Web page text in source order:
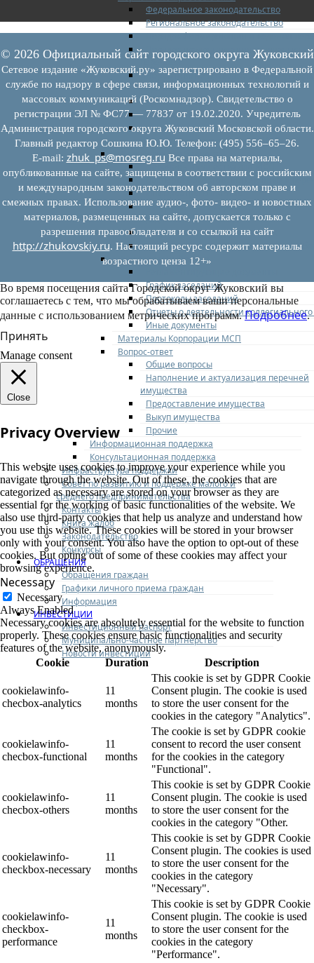
Федеральное законодательство
Региональное законодательство
Порядок формирования и ведения
Порядок предоставления имущества из
перечней
Нормативные правовые акты по
перечней
Административные регламенты
Программы по развитию МСП
Нормативные правовые акты по
мерам поддержки субъектов МСП
Имущество для бизнеса
Перечень имущества для МСП
Паспорта объектов, включенных в
Информация о льготах
Сведения о коммерческой
предлагаемой бизнесу
Сведения о проводимых торгах
Инвестиционная карта Московской
Коллегиальный орган
График заседаний
Протоколы заседаний
Отчеты о деятельности
Иные документы
Материалы Корпорации МСП
Вопрос-ответ
Общие вопросы
Наполнение и актуализация перечней
имущества
Предоставление имущества
Выкуп имущества
Прочие
Информационная поддержка
Консультационная поддержка
Инфраструктура поддержки
Совет по развитию и поддержке малого и
среднего предпринимательства
Контакты
Книга жалоб
Законодательство
Конкурсы
ОБРАЩЕНИЯ
Обращения граждан
Графики личного приема граждан
Информация
ИНВЕСТИЦИИ
Инвестиционный паспорт
Муниципально-частное партнерство
Новости инвестиций
© 2026 Официальный сайт городского округа Жуковский
Сетевое издание «Жуковский.ру» зарегистрировано в Федеральной
службе по надзору в сфере связи, информационных технологий и
массовых коммуникаций (Роскомнадзор). Свидетельство о
регистрации ЭЛ № ФС77 — 77837 от 19.02.2020. Учредитель
Администрация городского округа Жуковский Московской области.
Главный редактор Сошкина Ю.Ю. Телефон: (495) 556–65–26.
E‑mail: zhuk_ps@mosreg.ru Все права на материалы,
опубликованные на сайте, защищены в соответствии с российским
и международным законодательством об авторском праве и
смежных правах. Использование аудио-, фото- видео- и новостных
материалов, размещенных на сайте, допускается только с
разрешения правообладателя и со ссылкой на сайт
http://zhukovskiy.ru. Настоящий ресурс содержит материалы
возрастного ценза 12+»
Во время посещения сайта Городской округ Жуковский вы
соглашаетесь с тем, что мы обрабатываем ваши персональные
данные с использованием метрических программ.Подробнее.
Принять
Manage consent
Close
Privacy Overview
This website uses cookies to improve your experience while you
navigate through the website. Out of these, the cookies that are
categorized as necessary are stored on your browser as they are
essential for the working of basic functionalities of the website. We
also use third-party cookies that help us analyze and understand how
you use this website. These cookies will be stored in your browser
only with your consent. You also have the option to opt-out of these
cookies. But opting out of some of these cookies may affect your
browsing experience.
Necessary
Necessary
Always Enabled
Necessary cookies are absolutely essential for the website to function
properly. These cookies ensure basic functionalities and security
features of the website, anonymously.
Cookie
Duration Description
cookielawinfo-
checbox-analytics
11
months
This cookie is set by GDPR Cookie
Consent plugin. The cookie is used
to store the user consent for the
cookies in the category "Analytics".
cookielawinfo-
checbox-functional
11
months
The cookie is set by GDPR cookie
consent to record the user consent
for the cookies in the category
"Functional".
cookielawinfo-
checbox-others
11
months
This cookie is set by GDPR Cookie
Consent plugin. The cookie is used
to store the user consent for the
cookies in the category "Other.
cookielawinfo-
checkbox-necessary
11
months
This cookie is set by GDPR Cookie
Consent plugin. The cookies is used
to store the user consent for the
cookies in the category
"Necessary".
cookielawinfo-
checkbox-
performance
11
months
This cookie is set by GDPR Cookie
Consent plugin. The cookie is used
to store the user consent for the
cookies in the category
"Performance".